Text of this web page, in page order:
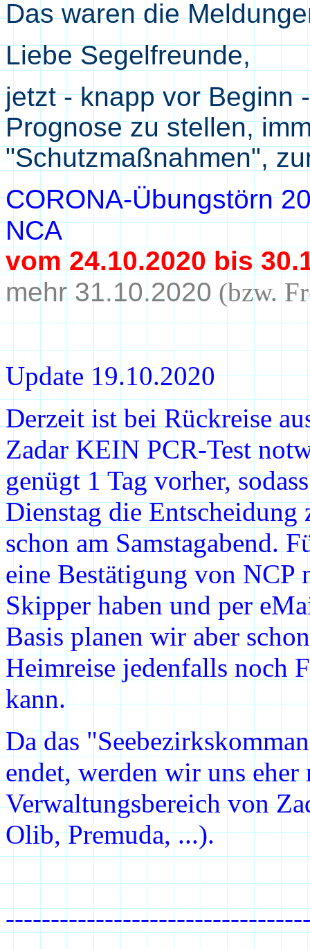
Das waren die
Liebe Segelfreunde,
jetzt - knapp vor Beginn
Prognose zu stellen,
"Schutzmaßnahmen",
CORONA-Übungstörn
NCA
vom 24.10.2020 bis
mehr 31.10.2020(bzw.
Update 19.10.2020
Derzeit ist bei Rückreise
Zadar KEIN PCR-Test
genügt 1 Tag vorher,
Dienstag die
schon am Samstagabend.
eine Bestätigung von NCP
Skipper haben und per
Basis planen wir aber
Heimreise jedenfalls noch
kann.
Da das
endet, werden wir uns
Verwaltungsbereich von
Olib, Premuda, ...).